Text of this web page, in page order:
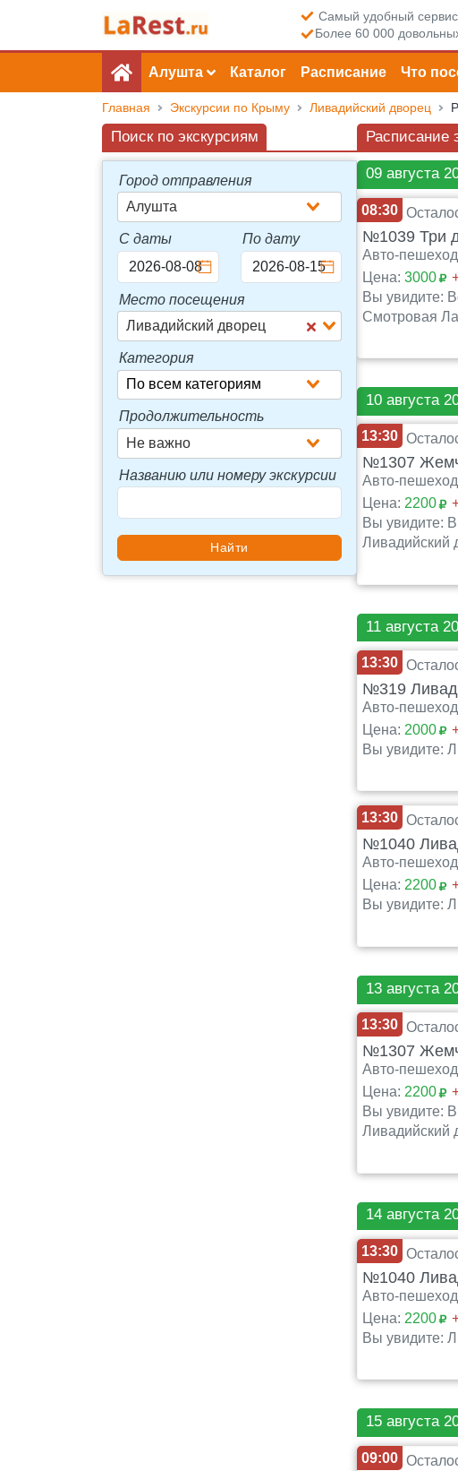
Самый удобный
Более 60 000
Алушта Каталог Расписание Что
Главная Экскурсии по Крыму Ливадийский дворец
Расписание
09 августа
08:30
№1039 Три
Авто-
Цена: 3000
Вы увидите:
Смотровая
10 августа
13:30
№1307
Авто-
Цена: 2200
Вы увидите:
Ливадийский
11 августа
13:30
№319
Авто-
Цена: 2000
Вы увидите:
13:30
№1040
Авто-
Цена: 2200
Вы увидите:
13 августа
13:30
№1307
Авто-
Цена: 2200
Вы увидите:
Ливадийский
14 августа
13:30
№1040
Авто-
Цена: 2200
Вы увидите:
15 августа
09:00
Поиск по экскурсиям
Город отправления
Алушта
С даты По дату
Место посещения
Ливадийский дворец
Категория
Продолжительность
Не важно
Названию или номеру экскурсии